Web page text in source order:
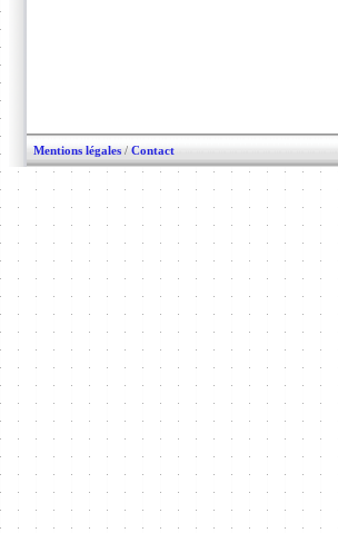
Mentions légales / Contact